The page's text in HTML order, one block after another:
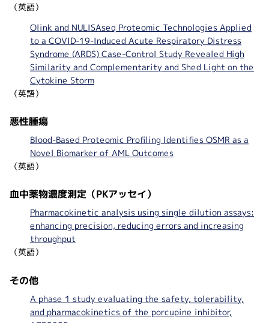
（英語）
Olink and NULISAseq Proteomic Technologies Applied
to a COVID-19-Induced Acute Respiratory Distress
Syndrome (ARDS) Case-Control Study Revealed High
Similarity and Complementarity and Shed Light on the
Cytokine Storm
（英語）
悪性腫瘍
Blood-Based Proteomic Profiling Identifies OSMR as a
Novel Biomarker of AML Outcomes
（英語）
血中薬物濃度測定（PKアッセイ）
Pharmacokinetic analysis using single dilution assays:
enhancing precision, reducing errors and increasing
throughput
（英語）
その他
A phase 1 study evaluating the safety, tolerability,
and pharmacokinetics of the porcupine inhibitor,